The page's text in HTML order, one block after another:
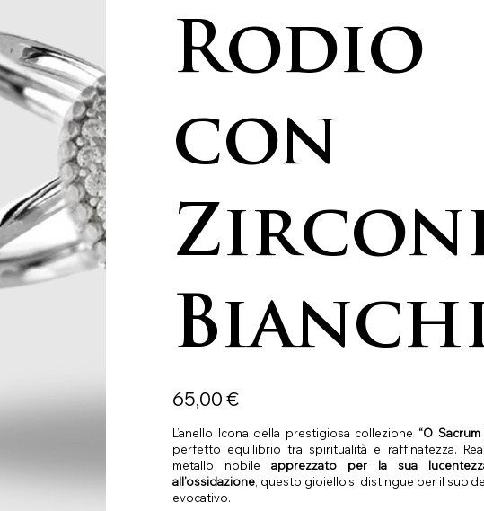
Rodio
con
Prezzo
65,00 €
L’anello Icona della prestigiosa collezione “O Sacrum
perfetto equilibrio tra spiritualità e raffinatezza.
metallo nobile apprezzato per la sua
all’ossidazione, questo gioiello si distingue per il suo
evocativo.